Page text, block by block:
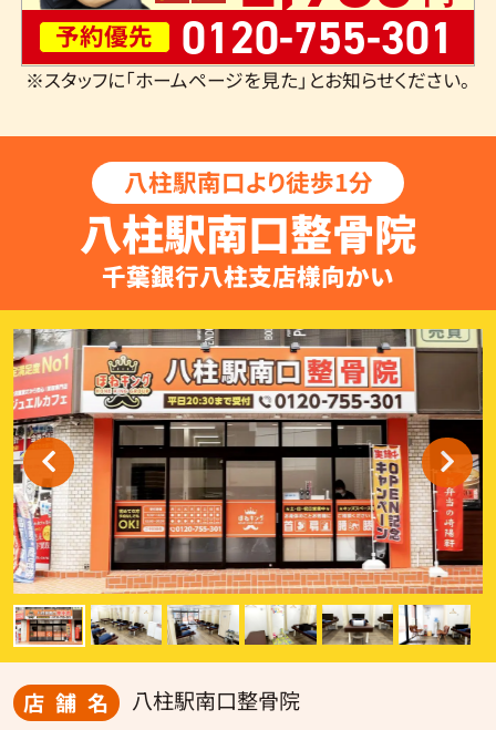
予約優先 0120-755-301
※スタッフに「ホームページを見た」とお知らせください。
八柱駅南口より徒歩1分
八柱駅南口整骨院
千葉銀行八柱支店様向かい
店舗名
八柱駅南口整骨院